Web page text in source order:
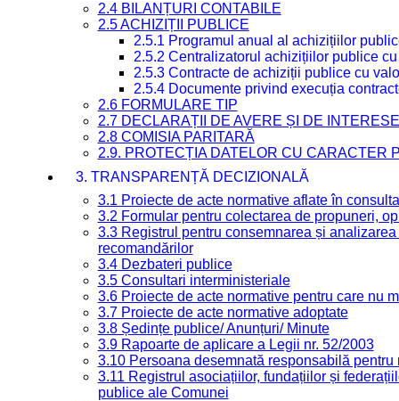
2.4 BILANȚURI CONTABILE
2.5 ACHIZIȚII PUBLICE
2.5.1 Programul anual al achizițiilor
2.5.2 Centralizatorul achizițiilor publice
2.5.3 Contracte de achiziții publice cu
2.5.4 Documente privind execuția
2.6 FORMULARE TIP
2.7 DECLARAȚII DE AVERE ȘI DE INTERESE
2.8 COMISIA PARITARĂ
2.9. PROTECȚIA DATELOR CU CARACTER
3. TRANSPARENȚĂ DECIZIONALĂ
3.1 Proiecte de acte normative aflate în
3.2 Formular pentru colectarea de propuneri,
3.3 Registrul pentru consemnarea și
recomandărilor
3.4 Dezbateri publice
3.5 Consultari interministeriale
3.6 Proiecte de acte normative pentru care nu
3.7 Proiecte de acte normative adoptate
3.8 Ședințe publice/ Anunțuri/ Minute
3.9 Rapoarte de aplicare a Legii nr. 52/2003
3.10 Persoana desemnată responsabilă
3.11 Registrul asociațiilor, fundațiilor și
publice ale Comunei